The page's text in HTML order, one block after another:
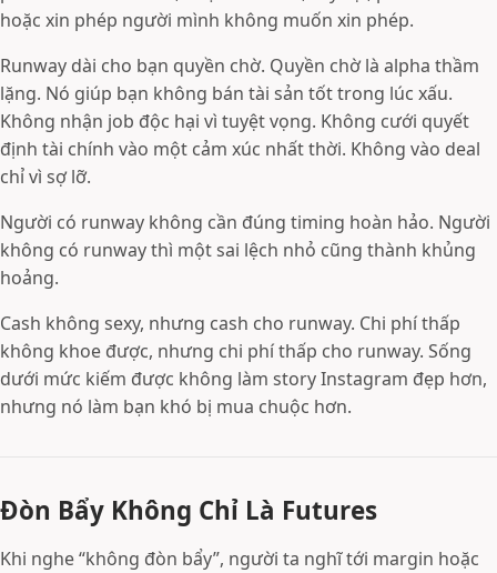
hoặc xin phép người mình không muốn xin phép.
Runway dài cho bạn quyền chờ. Quyền chờ là alpha thầm
lặng. Nó giúp bạn không bán tài sản tốt trong lúc xấu.
Không nhận job độc hại vì tuyệt vọng. Không cưới quyết
định tài chính vào một cảm xúc nhất thời. Không vào deal
chỉ vì sợ lỡ.
Người có runway không cần đúng timing hoàn hảo. Người
không có runway thì một sai lệch nhỏ cũng thành khủng
hoảng.
Cash không sexy, nhưng cash cho runway. Chi phí thấp
không khoe được, nhưng chi phí thấp cho runway. Sống
dưới mức kiếm được không làm story Instagram đẹp hơn,
nhưng nó làm bạn khó bị mua chuộc hơn.
Đòn Bẩy Không Chỉ Là Futures
Khi nghe “không đòn bẩy”, người ta nghĩ tới margin hoặc